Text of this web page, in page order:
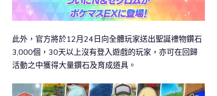
此外，官方將於12月24日向全體玩家送出聖誕禮物鑽石
3,000個，30天以上沒有登入遊戲的玩家，亦可在回歸
活動之中獲得大量鑽石及育成道具。